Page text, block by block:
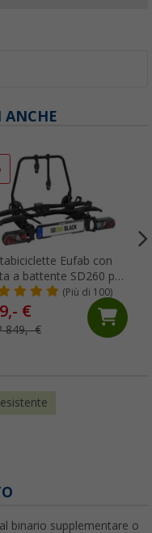
ANCHE
Eufab con
a battente SD260 per
nero(Più di 100)
€
849,- €
binario supplementare o